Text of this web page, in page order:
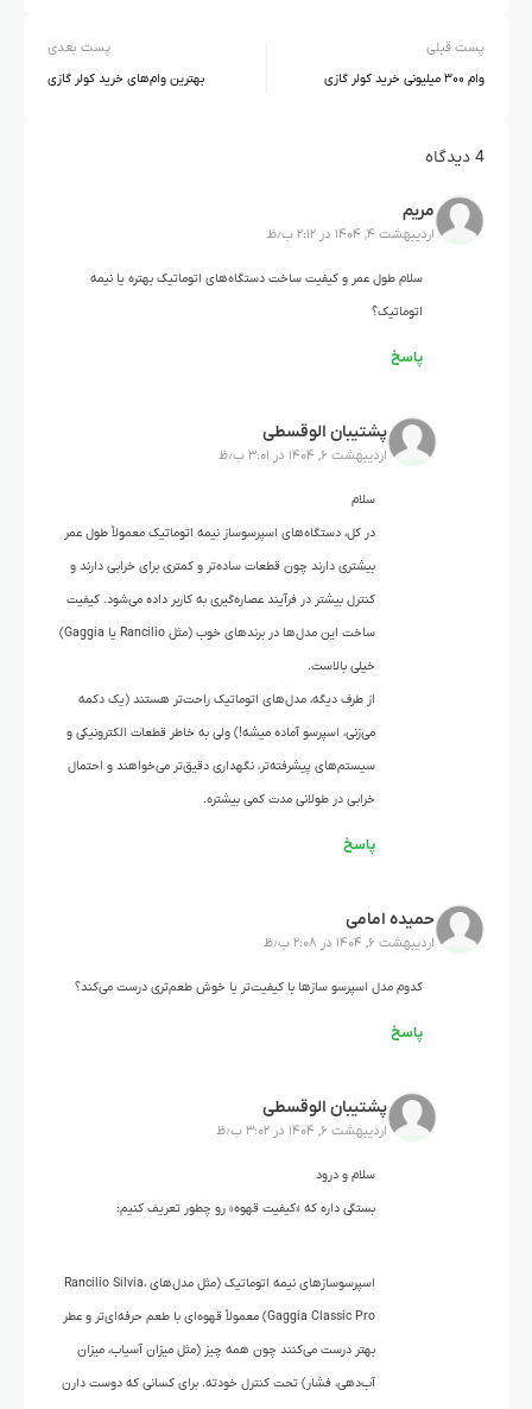
پست قبلی
وام ۳۰۰ میلیونی خرید کولر گازی
پست بعدی
بهترین وام‌های خرید کولر گازی
4 دیدگاه
مریم
اردیبهشت ۴, ۱۴۰۴ در ۲:۱۲ ب٫ظ
سلام طول عمر و کیفیت ساخت دستگاه‌های اتوماتیک بهتره یا نیمه
اتوماتیک؟
پاسخ
پشتیبان الوقسطی
اردیبهشت ۶, ۱۴۰۴ در ۳:۰۱ ب٫ظ
سلام
در کل، دستگاه‌های اسپرسوساز نیمه اتوماتیک معمولاً طول عمر
بیشتری دارند چون قطعات ساده‌تر و کمتری برای خرابی دارند و
کنترل بیشتر در فرآیند عصاره‌گیری به کاربر داده می‌شود. کیفیت
ساخت این مدل‌ها در برندهای خوب (مثل Rancilio یا Gaggia)
خیلی بالاست.
از طرف دیگه، مدل‌های اتوماتیک راحت‌تر هستند (یک دکمه
می‌زنی، اسپرسو آماده میشه!) ولی به خاطر قطعات الکترونیکی و
سیستم‌های پیشرفته‌تر، نگهداری دقیق‌تر می‌خواهند و احتمال
خرابی در طولانی مدت کمی بیشتره.
پاسخ
حمیده امامی
اردیبهشت ۶, ۱۴۰۴ در ۲:۰۸ ب٫ظ
کدوم مدل اسپرسو سازها با کیفیت‌تر یا خوش طعم‌تری درست می‌کند؟
پاسخ
پشتیبان الوقسطی
اردیبهشت ۶, ۱۴۰۴ در ۳:۰۲ ب٫ظ
سلام و درود
بستگی داره که «کیفیت قهوه» رو چطور تعریف کنیم:
اسپرسوسازهای نیمه اتوماتیک (مثل مدل‌های Rancilio Silvia،
Gaggia Classic Pro) معمولاً قهوه‌ای با طعم حرفه‌ای‌تر و عطر
بهتر درست می‌کنند چون همه چیز (مثل میزان آسیاب، میزان
آب‌دهی، فشار) تحت کنترل خودته. برای کسانی که دوست دارن